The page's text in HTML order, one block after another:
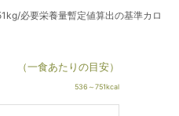
必要栄養量暫定値算出の基準カロ
（一食あたりの目安）